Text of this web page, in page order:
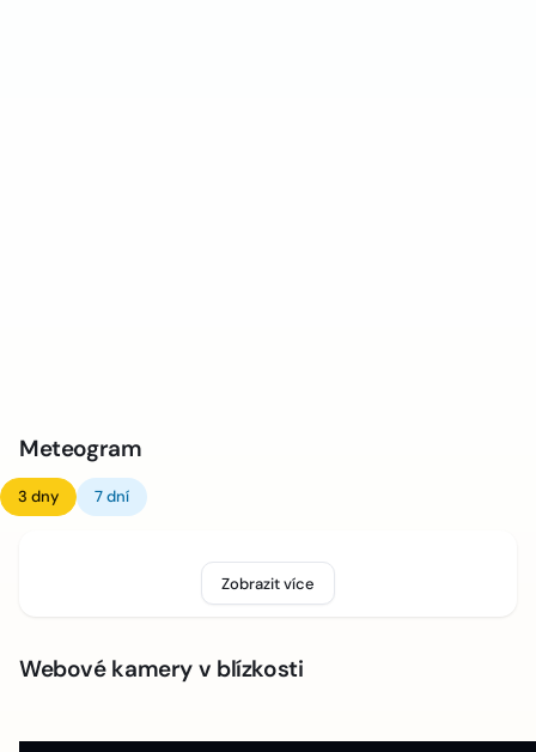
Meteogram
3 dny 7 dní
Zobrazit více
Webové kamery v blízkosti